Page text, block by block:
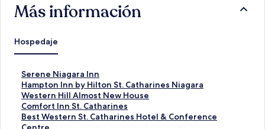
Más información
Hospedaje
Serene Niagara Inn
E
n
l
a
c
e
Hampton Inn by Hilton St. Catharines Niagara
E
n
l
a
c
Western Hill Almost New House
E
n
l
a
Comfort Inn St. Catharines
E
n
l
Best Western St. Catharines Hotel & Conference
E
n